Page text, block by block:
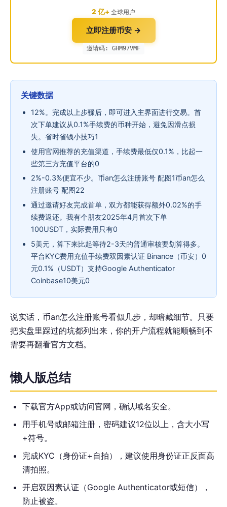
2 亿+ 全球用户
立即注册币安 →
邀请码: GHM97VMF
关键数据
12%。完成以上步骤后，即可进入主界面进行交易。首
次下单建议从0.1%手续费的币种开始，避免因滑点损
失。省时省钱小技巧1
使用官网推荐的充值渠道，手续费最低仅0.1%，比起一
些第三方充值平台的0
2%-0.3%便宜不少。币an怎么注册账号 配图1币an怎么
注册账号 配图22
通过邀请好友完成首单，双方都能获得额外0.02%的手
续费返还。我有个朋友2025年4月首次下单
100USDT，实际费用只有0
5美元，算下来比起等待2-3天的普通审核要划算得多。
平台KYC费用充值手续费双因素认证 Binance（币安）0
元0.1%（USDT）支持Google Authenticator
Coinbase10美元0
说实话，币an怎么注册账号看似几步，却暗藏细节。只要
把实盘里踩过的坑都列出来，你的开户流程就能顺畅到不
需要再翻看官方文档。
懒人版总结
下载官方App或访问官网，确认域名安全。
用手机号或邮箱注册，密码建议12位以上，含大小写
+符号。
完成KYC（身份证+自拍），建议使用身份证正反面高
清拍照。
开启双因素认证（Google Authenticator或短信），
防止被盗。